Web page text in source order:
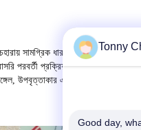
সামগ্রিক ধারাবাহিকতা বজায় রাখে।
পরবর্তী প্রক্রিয়াকরণে প্রবেশ
উপবৃত্তাকার এবং জটিল কনট্যুরগুলি উচ্চ
Tonny
Good day,